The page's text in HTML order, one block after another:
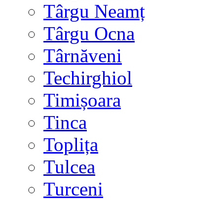
Târgu Neamț
Târgu Ocna
Târnăveni
Techirghiol
Timișoara
Tinca
Toplița
Tulcea
Turceni